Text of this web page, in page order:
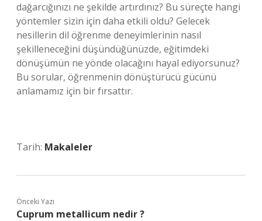
dağarcığınızı ne şekilde artırdınız? Bu süreçte hangi
yöntemler sizin için daha etkili oldu? Gelecek
nesillerin dil öğrenme deneyimlerinin nasıl
şekilleneceğini düşündüğünüzde, eğitimdeki
dönüşümün ne yönde olacağını hayal ediyorsunuz?
Bu sorular, öğrenmenin dönüştürücü gücünü
anlamamız için bir fırsattır.
Tarih: Makaleler
Önceki Yazı
Cuprum metallicum nedir ?